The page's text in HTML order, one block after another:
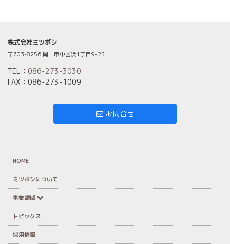
株式会社ミツボシ
〒703-8256 岡山市中区浜1丁目9-25
TEL： 086-273-3030
FAX：086-273-1009
お問合せ
HOME
ミツボシについて
事業領域
トピックス
採用情報